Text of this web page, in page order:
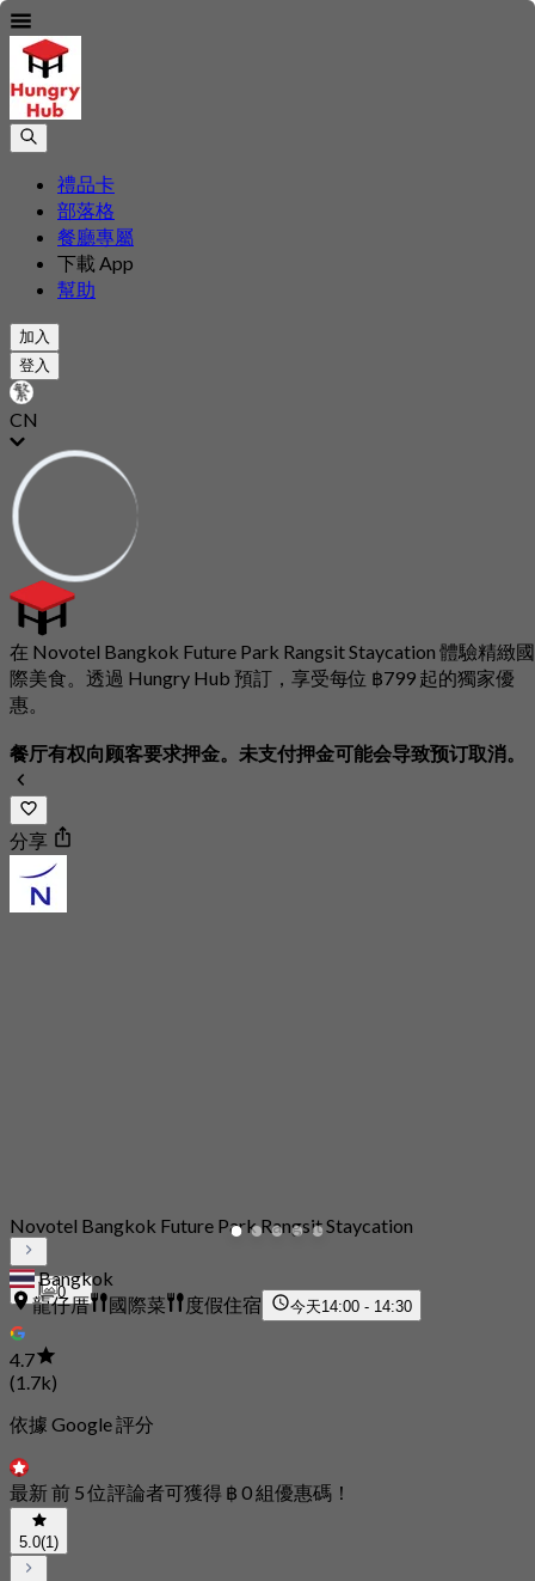
禮品卡
部落格
餐廳專屬
下載 App
幫助
加入
登入
CN
在 Novotel Bangkok Future Park Rangsit Staycation 體驗精緻國
際美食。透過 Hungry Hub 預訂，享受每位 ฿799 起的獨家優
惠。
餐厅有权向顾客要求押金。未支付押金可能会导致预订取消。
分享
0
Novotel Bangkok Future Park Rangsit Staycation
Bangkok
龍仔厝
國際菜 度假住宿 今天14:00 - 14:30
4.7
(1.7k)
依據 Google 評分
最新 前 5 位評論者可獲得 ฿ 0 組優惠碼！
5.0(1)